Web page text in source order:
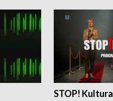
STOP! Kultura